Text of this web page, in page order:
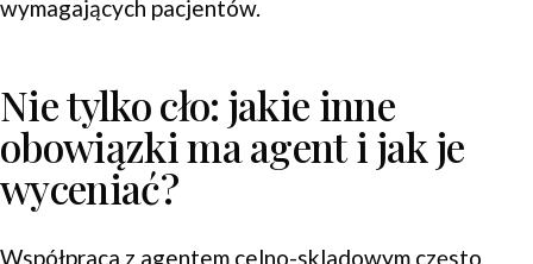
wymagających pacjentów.
Nie tylko cło: jakie inne
obowiązki ma agent i jak je
wyceniać?
Współpraca z agentem celno-skladowym często